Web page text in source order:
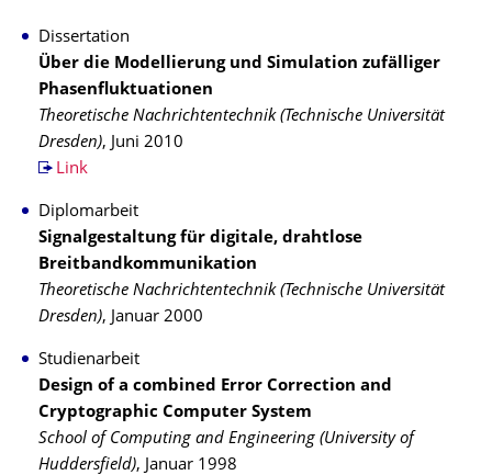
Dissertation
Über die Modellierung und Simulation zufälliger
Phasenfluktuationen
Theoretische Nachrichtentechnik (Technische Universität
Dresden), Juni 2010
Link
Diplomarbeit
Signalgestaltung für digitale, drahtlose
Breitbandkommunikation
Theoretische Nachrichtentechnik (Technische Universität
Dresden), Januar 2000
Studienarbeit
Design of a combined Error Correction and
Cryptographic Computer System
School of Computing and Engineering (University of
Huddersfield), Januar 1998